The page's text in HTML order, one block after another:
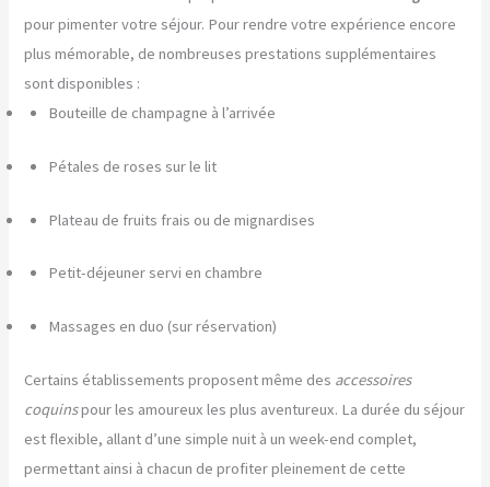
pour pimenter votre séjour. Pour rendre votre expérience encore
plus mémorable, de nombreuses prestations supplémentaires
sont disponibles :
Bouteille de champagne à l’arrivée
Pétales de roses sur le lit
Plateau de fruits frais ou de mignardises
Petit-déjeuner servi en chambre
Massages en duo (sur réservation)
Certains établissements proposent même des accessoires
coquinspour les amoureux les plus aventureux. La durée du séjour
est flexible, allant d’une simple nuit à un week-end complet,
permettant ainsi à chacun de profiter pleinement de cette